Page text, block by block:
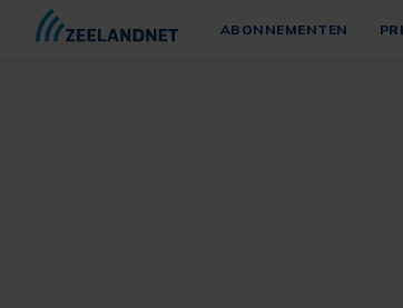
ABONNEMENTEN